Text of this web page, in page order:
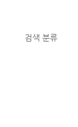
검색 분류